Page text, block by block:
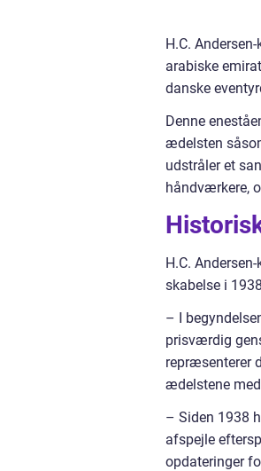
H.C.
arabiske
danske
Denne
ædelsten
udstråler et
håndværkere,
H.C.
skabelse i
– I
prisværdig
repræsenterer
ædelstene
– Siden 1938
afspejle
opdateringer